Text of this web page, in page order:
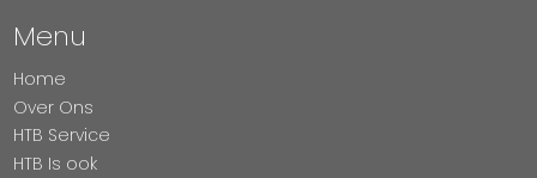
Menu
Home
Over Ons
HTB Service
HTB Is ook